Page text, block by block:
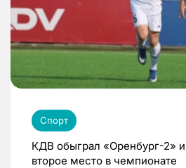
Спорт
КДВ обыграл «Оренбург-2»
второе место в чемпионате